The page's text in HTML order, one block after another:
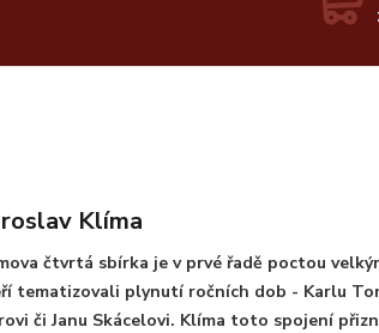
Klíma
čtvrtá sbírka je v prvé řadě poctou
tematizovali plynutí ročních dob - Karlu
či Janu Skácelovi. Klíma toto spojení